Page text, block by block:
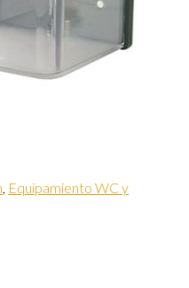
Equipamiento WC y